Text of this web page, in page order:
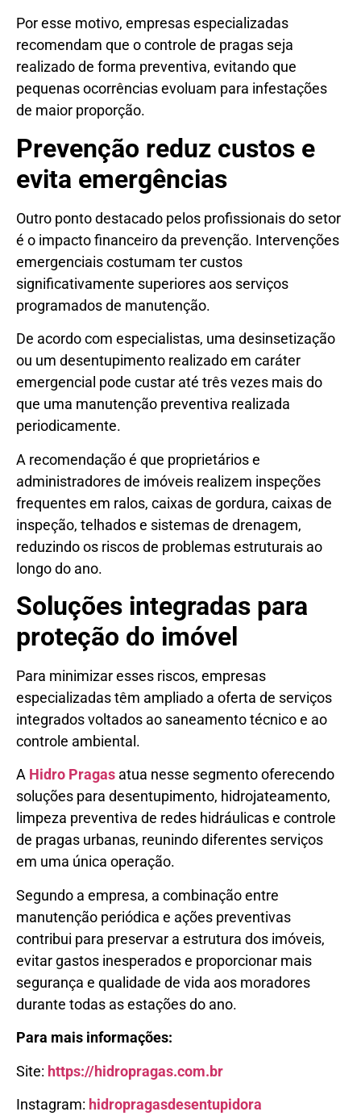
Por esse motivo, empresas especializadas
recomendam que o controle de pragas seja
realizado de forma preventiva, evitando que
pequenas ocorrências evoluam para infestações
de maior proporção.
Prevenção reduz custos e
evita emergências
Outro ponto destacado pelos profissionais do setor
é o impacto financeiro da prevenção. Intervenções
emergenciais costumam ter custos
significativamente superiores aos serviços
programados de manutenção.
De acordo com especialistas, uma desinsetização
ou um desentupimento realizado em caráter
emergencial pode custar até três vezes mais do
que uma manutenção preventiva realizada
periodicamente.
A recomendação é que proprietários e
administradores de imóveis realizem inspeções
frequentes em ralos, caixas de gordura, caixas de
inspeção, telhados e sistemas de drenagem,
reduzindo os riscos de problemas estruturais ao
longo do ano.
Soluções integradas para
proteção do imóvel
Para minimizar esses riscos, empresas
especializadas têm ampliado a oferta de serviços
integrados voltados ao saneamento técnico e ao
controle ambiental.
A Hidro Pragas atua nesse segmento oferecendo
soluções para desentupimento, hidrojateamento,
limpeza preventiva de redes hidráulicas e controle
de pragas urbanas, reunindo diferentes serviços
em uma única operação.
Segundo a empresa, a combinação entre
manutenção periódica e ações preventivas
contribui para preservar a estrutura dos imóveis,
evitar gastos inesperados e proporcionar mais
segurança e qualidade de vida aos moradores
durante todas as estações do ano.
Para mais informações:
Site: https://hidropragas.com.br
Instagram: hidropragasdesentupidora